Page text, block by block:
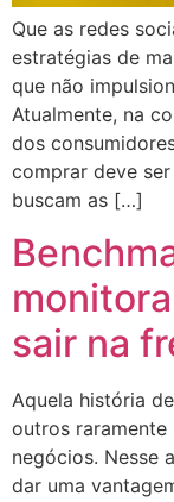
Que as redes
estratégias de
que não
Atualmente, na
dos
comprar deve
buscam as […]
sair na
Aquela história
outros
negócios. Nesse
dar uma